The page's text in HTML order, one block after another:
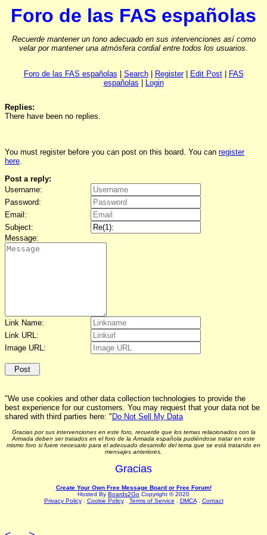
Foro de las FAS españolas
Recuerde mantener un tono adecuado en sus intervenciones así como
velar por mantener una atmósfera cordial entre todos los usuarios.
Foro de las FAS españolas Search| Register| Edit Post|
FAS
españolas
Login
Replies:
There have been no replies.
You must register before you can post on this board. You can register
here.
Post a reply:
Username:
Password:
Email:
Subject:
Message:
Link Name:
Link URL:
Image URL:
"We use cookies and other data collection technologies to provide the
best experience for our customers. You may request that your data not be
shared with third parties here: " Do Not Sell My Data
Gracias por sus intervenciones en este foro, recuerde que los temas relacionados con la
Armada deben ser tratados en el foro de la Armada española pudiéndose tratar en este
mismo foro si fuere necesario para el adecuado desarrollo del tema que se está tratando en
mensajes anteriores.
Gracias
Create Your Own Free Message Board or Free Forum!
Hosted By Boards2Go Copyright © 2020
Privacy Policy. Cookie Policy. Terms of Service DMCA. Contact